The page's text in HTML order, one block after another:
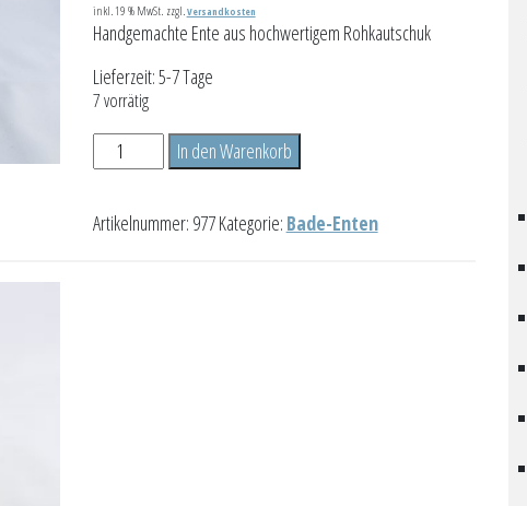
inkl. 19 % MwSt. zzgl. Versandkosten
Handgemachte Ente aus hochwertigem Rohkautschuk
Lieferzeit:5-7 Tage
7 vorrätig
Surfer
Duck
In den Warenkorb
Artikelnummer: 977Kategorie: Bade-Enten